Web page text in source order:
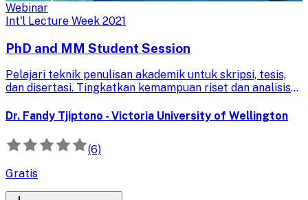
Webinar
Int'l Lecture Week 2021
PhD and MM Student Session
Pelajari teknik penulisan akademik untuk skripsi, tesis,
dan disertasi. Tingkatkan kemampuan riset dan analisis
Dr. Fandy Tjiptono - Victoria University of Wellington
(6)
Gratis